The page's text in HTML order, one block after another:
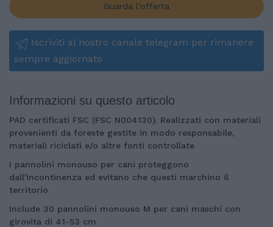
Guarda l'offerta
Iscriviti al nostro canale telegram per rimanere
sempre aggiornato
Informazioni su questo articolo
PAD certificati FSC (FSC N004130). Realizzati con materiali
provenienti da foreste gestite in modo responsabile,
materiali riciclati e/o altre fonti controllate
I pannolini monouso per cani proteggono
dall'incontinenza ed evitano che questi marchino il
territorio
Include 30 pannolini monouso M per cani maschi con
girovita di 41-53 cm